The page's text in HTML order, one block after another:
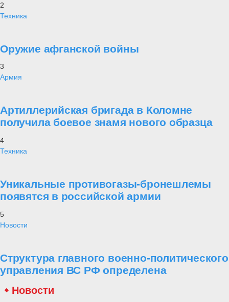
2
Техника
Оружие афганской войны
3
Армия
Артиллерийская бригада в Коломне
получила боевое знамя нового образца
4
Техника
Уникальные противогазы-бронешлемы
появятся в российской армии
5
Новости
Структура главного военно-политического
управления ВС РФ определена
Новости